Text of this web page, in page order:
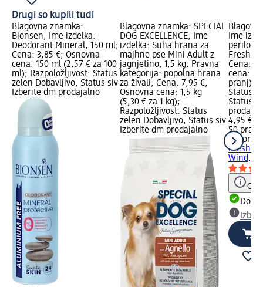
Drugi so kupili tudi
Blagovna znamka:
Bionsen; Ime izdelka:
Deodorant Mineral, 150 ml;
Cena: 3,85 €; Osnovna
cena: 150 ml (2,57 € za 100
ml); Razpoložljivost: Status
zelen Dobavljivo, Status siv
Izberite dm prodajalno
Blagovna znamka: SPECIAL
DOG EXCELLENCE; Ime
izdelka: Suha hrana za
majhne pse Mini Adult z
jagnjetino, 1,5 kg; Pravna
kategorija: popolna hrana
za živali; Cena: 7,95 €;
Osnovna cena: 1,5 kg
(5,30 € za 1 kg);
Razpoložljivost: Status
zelen Dobavljivo, Status siv
Izberite dm prodajalno
Ime
perilo
Fresh
Cena:
cena:
pranj);
Status
Status
4,95 €
50 pranj
Lenor
Fresh
Wind,